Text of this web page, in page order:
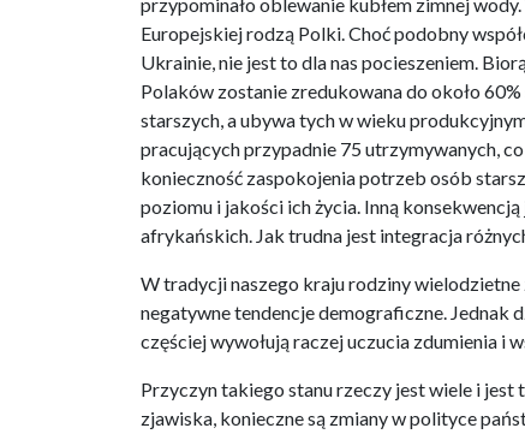
Europejskiej rodzą Polki. Choć podobny
Ukrainie, nie jest to dla nas pocieszeniem.
Polaków zostanie zredukowana do około
starszych, a ubywa tych w wieku
pracujących przypadnie 75 utrzymywanych,
konieczność zaspokojenia potrzeb osób
poziomu i jakości ich życia. Inną
afrykańskich. Jak trudna jest integracja
W tradycji naszego kraju rodziny wielodzietne
negatywne tendencje demograficzne. Jednak
częściej wywołują raczej uczucia zdumienia i
Przyczyn takiego stanu rzeczy jest wiele i jest
zjawiska, konieczne są zmiany w polityce